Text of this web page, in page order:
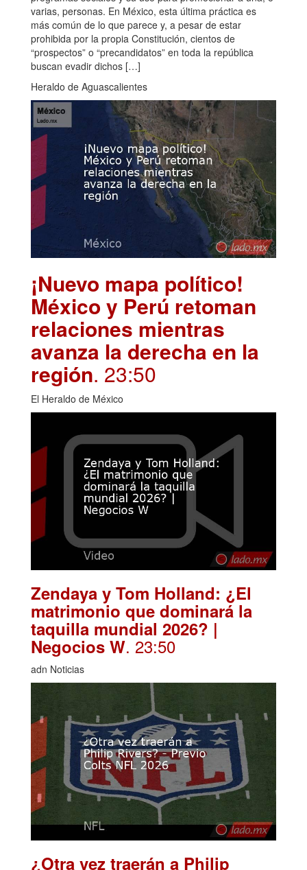
varias, personas. En México, esta última práctica es
más común de lo que parece y, a pesar de estar
prohibida por la propia Constitución, cientos de
“prospectos” o “precandidatos” en toda la república
buscan evadir dichos […]
Heraldo de Aguascalientes
¡Nuevo mapa político!
México y Perú retoman
relaciones mientras
avanza la derecha en la
región. 23:50
El Heraldo de México
Zendaya y Tom Holland: ¿El
matrimonio que dominará la
taquilla mundial 2026? |
Negocios W. 23:50
adn Noticias
¿Otra vez traerán a Philip